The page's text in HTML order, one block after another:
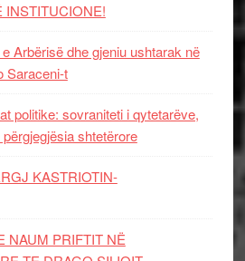
INSTITUCIONE!
Arbërisë dhe gjeniu ushtarak në
Saraceni-t
politike: sovraniteti i qytetarëve,
shtetërore
KASTRIOTIN-
NAUM PRIFTIT NË